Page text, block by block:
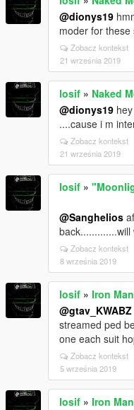
@dionys19
moder for these
Zobacz kontekst
21 września 2019
losif » Naked
@dionys19
....cause i m
Zobacz kontekst
21 września 2019
losif »
@Sanghelios
Zobacz kontekst
8 września 2019
losif » Iron
@gtav_KWABZ
streamed ped
one each suit
Zobacz kontekst
5 września 2019
losif » Iron